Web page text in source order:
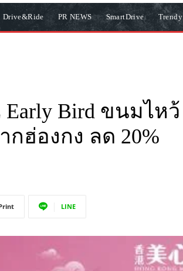
Drive&Ride PR NEWS SmartDrive Trendy
Early Bird ขนมไหว้
ฮ่องกง ลด 20%
LINE